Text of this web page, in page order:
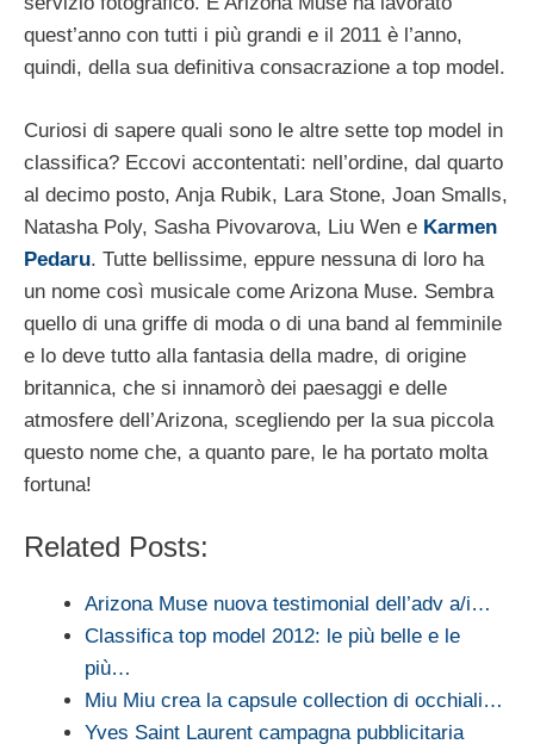
quest’anno con tutti i più grandi e il 2011 è l’anno,
quindi, della sua definitiva consacrazione a top model.
Curiosi di sapere quali sono le altre sette top model in
classifica? Eccovi accontentati: nell’ordine, dal quarto
al decimo posto, Anja Rubik, Lara Stone, Joan Smalls,
Natasha Poly, Sasha Pivovarova, Liu Wen e Karmen
Pedaru. Tutte bellissime, eppure nessuna di loro ha
un nome così musicale come Arizona Muse. Sembra
quello di una griffe di moda o di una band al femminile
e lo deve tutto alla fantasia della madre, di origine
britannica, che si innamorò dei paesaggi e delle
atmosfere dell’Arizona, scegliendo per la sua piccola
questo nome che, a quanto pare, le ha portato molta
fortuna!
Related Posts:
Arizona Muse nuova testimonial dell’adv a/i…
Classifica top model 2012: le più belle e le
più…
Miu Miu crea la capsule collection di occhiali…
Yves Saint Laurent campagna pubblicitaria